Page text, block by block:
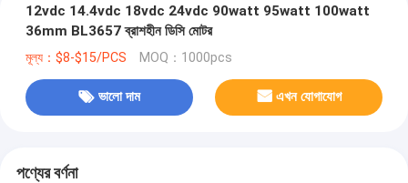
12vdc 14.4vdc 18vdc 24vdc 90watt 95watt 100watt
36mm BL3657 ব্রাশহীন ডিসি মোটর
মূল্য：$8-$15/PCS MOQ：1000pcs
ভালো দাম এখন যোগাযোগ
পণ্যের বর্ণনা